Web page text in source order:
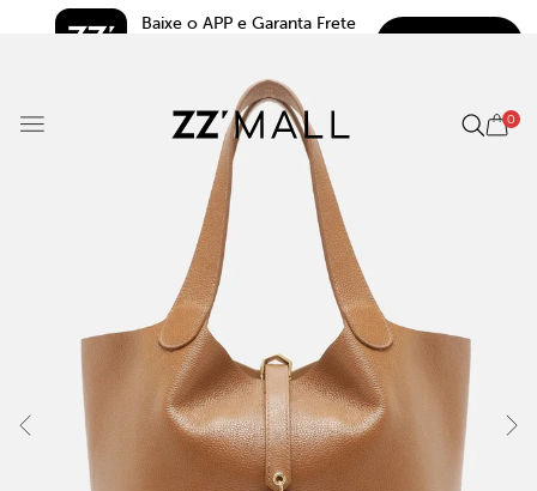
Baixe o APP e Garanta Frete
0